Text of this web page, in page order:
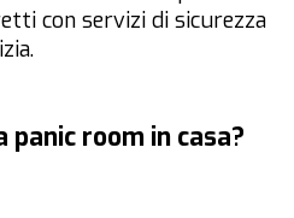
con servizi di sicurezza
panic room in casa?